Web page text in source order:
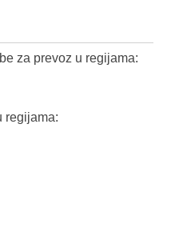
za prevoz u regijama:
regijama: